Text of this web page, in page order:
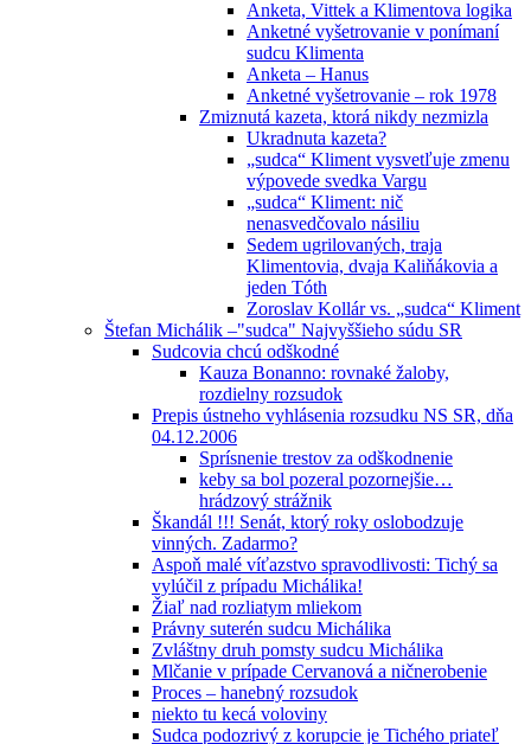
Anketa, Vittek a Klimentova logika
Anketné vyšetrovanie v ponímaní
sudcu Klimenta
Anketa – Hanus
Anketné vyšetrovanie – rok 1978
Zmiznutá kazeta, ktorá nikdy nezmizla
Ukradnuta kazeta?
„sudca“ Kliment vysvetľuje zmenu
výpovede svedka Vargu
„sudca“ Kliment: nič
nenasvedčovalo násiliu
Sedem ugrilovaných, traja
Klimentovia, dvaja Kaliňákovia a
jeden Tóth
Zoroslav Kollár vs. „sudca“ Kliment
Štefan Michálik –"sudca" Najvyššieho súdu SR
Sudcovia chcú odškodné
Kauza Bonanno: rovnaké žaloby,
rozdielny rozsudok
Prepis ústneho vyhlásenia rozsudku NS SR, dňa
04.12.2006
Sprísnenie trestov za odškodnenie
keby sa bol pozeral pozornejšie…
hrádzový strážnik
Škandál !!! Senát, ktorý roky oslobodzuje
vinných. Zadarmo?
Aspoň malé víťazstvo spravodlivosti: Tichý sa
vylúčil z prípadu Michálika!
Žiaľ nad rozliatym mliekom
Právny suterén sudcu Michálika
Zvláštny druh pomsty sudcu Michálika
Mlčanie v prípade Cervanová a ničnerobenie
Proces – hanebný rozsudok
niekto tu kecá voloviny
Sudca podozrivý z korupcie je Tichého priateľ